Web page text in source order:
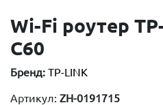
Wi-Fi роутер
C60
Бренд: TP-LINK
Артикул: ZH-0191715